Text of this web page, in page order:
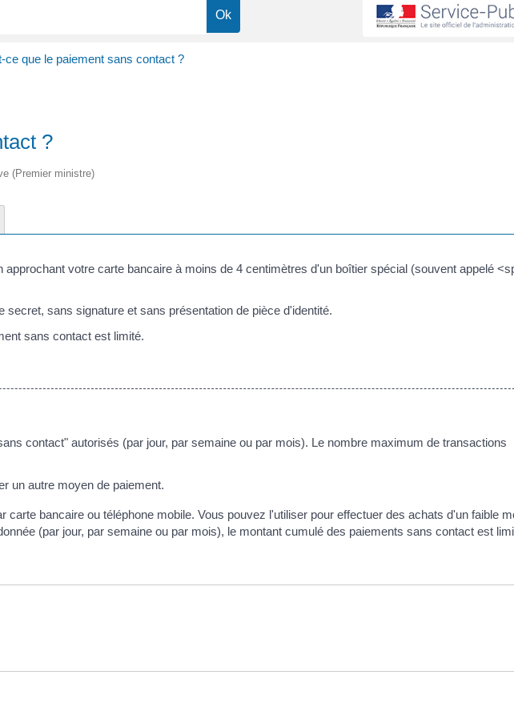
ce que le paiement sans contact ?
?
(Premier ministre)
votre carte bancaire à moins de 4 centimètres d'un boîtier spécial (souvent appelé
sans signature et sans présentation de pièce d'identité.
sans contact est limité.
contact" autorisés (par jour, par semaine ou par mois). Le nombre maximum de transactions
un autre moyen de paiement.
bancaire ou téléphone mobile. Vous pouvez l'utiliser pour effectuer des achats d'un faible
(par jour, par semaine ou par mois), le montant cumulé des paiements sans contact est